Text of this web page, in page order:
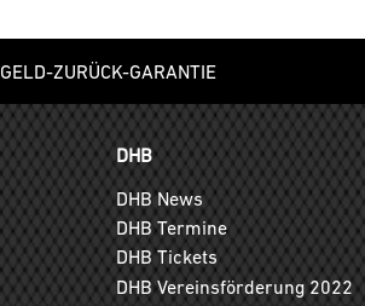
GELD-ZURÜCK-GARANTIE
DHB
DHB News
DHB Termine
DHB Tickets
DHB Vereinsförderung 2022